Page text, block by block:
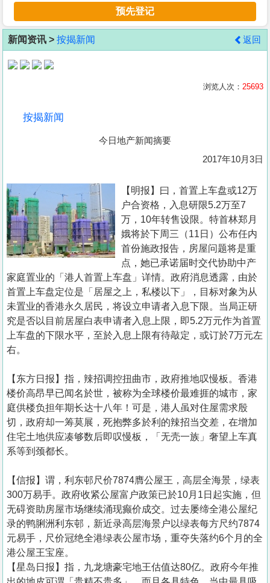
客
地
产
置
业
手
册
关
於
我
们
预先登记
新闻资讯 > 按揭新闻 返回
浏览人次： 25693
按揭新闻
今日地产新闻摘要
2017年10月3日
【明报】曰，首置上车盘或12万
户合资格，入息研限5.2万至7
万，10年转售设限。特首林郑月
娥将於下周三（11日）公布任内
首份施政报告，房屋问题将是重
点，她已承诺届时交代协助中产
家庭置业的「港人首置上车盘」详情。政府消息透露，由於
首置上车盘定位是「居屋之上，私楼以下」，目标对象为从
未置业的香港永久居民，将设立申请者入息下限。当局正研
究是否以目前居屋白表申请者入息上限，即5.2万元作为首置
上车盘的下限水平，至於入息上限有待敲定，或订於7万元左
右。
【东方日报】指，辣招调控扭曲市，政府推地叹慢板。香港
楼价高昂早已闻名於世，被称为全球楼价最难捱的城市，家
庭供楼负担年期长达十八年！可是，港人虽对住屋需求殷
切，政府却一筹莫展，死抱弊多於利的辣招当交差，在增加
住宅土地供应凑够数后即叹慢板，「无壳一族」奢望上车真
系等到颈都长。
【信报】谓，利东邨尺价7874膺公屋王，高层全海景，绿表
300万易手。政府收紧公屋富户政策已於10月1日起实施，但
无碍资助房屋市场继续涌现癫价成交。过去屡缔全港公屋纪
录的鸭脷洲利东邨，新近录高层海景户以绿表每方尺约7874
元易手，尺价冠绝全港绿表公屋市场，重夺失落约6个月的全
港公屋王宝座。
【星岛日报】指，九龙塘豪宅地王估值达80亿。政府今年推